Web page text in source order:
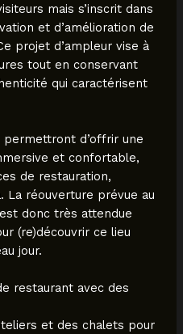
mais s’inscrit dans
et d’amélioration de
projet d’ampleur vise à
tout en conservant
qui caractérisent
d’offrir une
et confortable,
de restauration,
La réouverture prévue au
donc très attendue
(re)découvrir ce lieu
jour.
restaurant avec des
et des chalets pour